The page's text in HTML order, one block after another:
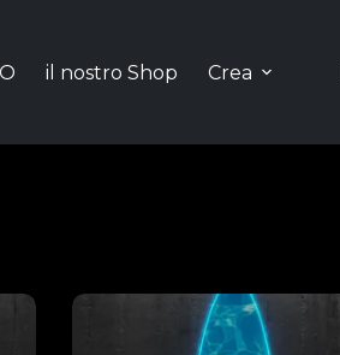
il nostro Shop Crea